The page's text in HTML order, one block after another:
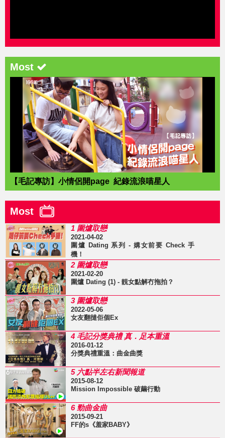
Most
【毛記專訪】小情侶開page 紀錄流浪喵星人
Most
1 圍爐取戀
2021-04-02
圍爐 Dating 系列 - 媾女前要 Check 手
機！
2 圍爐取戀
2021-02-20
圍爐 Dating (1) - 靚女點解冇拖拍？
3 圍爐取戀
2022-05-06
女友翻撻佢個Ex
4 毛記分獎典禮 真．足本重溫
2016-01-12
分獎典禮重溫：曲金曲獎
5 六點半左右新聞報道
2015-08-12
Mission Impossible 破繭行動
6 勁曲金曲
2015-09-21
FF的s《羞家BABY》